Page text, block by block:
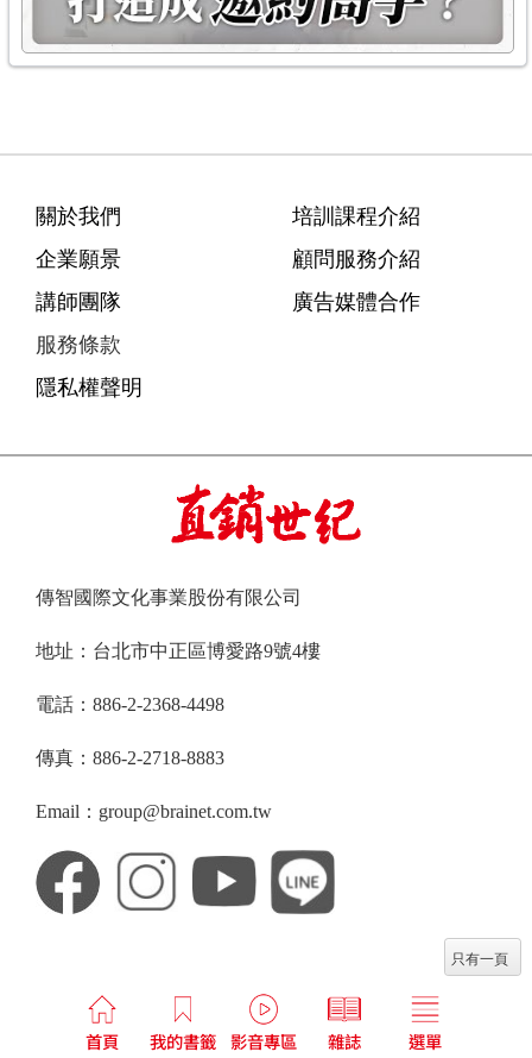
關於我們
企業願景
講師團隊
服務條款
隱私權聲明
培訓課程介紹
顧問服務介紹
廣告媒體合作
傳智國際文化事業股份有限公司
地址：台北市中正區博愛路9號4樓
電話：886-2-2368-4498
傳真：886-2-2718-8883
Email：group@brainet.com.tw
首頁 我的書籤 影音專區 雜誌 選單
只有一頁